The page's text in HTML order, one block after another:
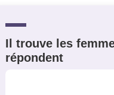
Il trouve les
répondent